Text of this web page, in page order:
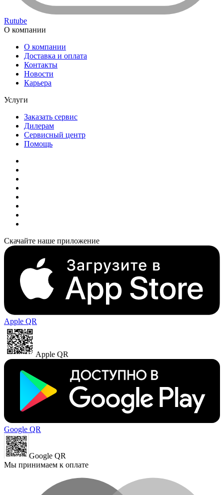
Rutube
О компании
О компании
Доставка и оплата
Контакты
Новости
Карьера
Услуги
Заказать сервис
Дилерам
Сервисный центр
Помощь
Скачайте наше приложение
Apple QR
Apple QR
Google QR
Google QR
Мы принимаем к оплате